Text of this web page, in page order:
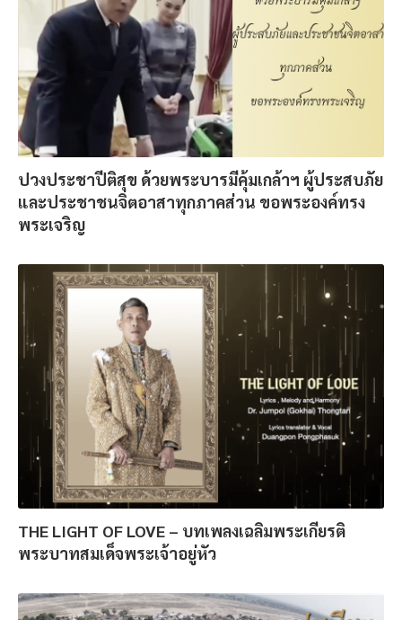
ปวงประชาปีติสุข ด้วยพระบารมีคุ้มเกล้าฯ ผู้ประสบภัย
และประชาชนจิตอาสาทุกภาคส่วน ขอพระองค์ทรง
พระเจริญ
THE LIGHT OF LOVE – บทเพลงเฉลิมพระเกียรติ
พระบาทสมเด็จพระเจ้าอยู่หัว